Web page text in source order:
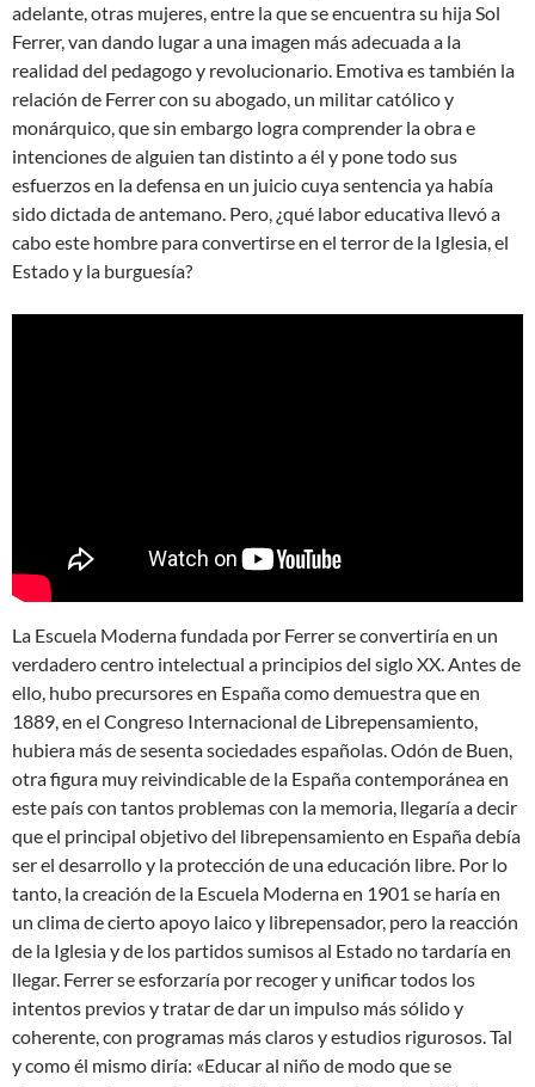
adelante, otras mujeres, entre la que se encuentra su hija Sol
Ferrer, van dando lugar a una imagen más adecuada a la
realidad del pedagogo y revolucionario. Emotiva es también la
relación de Ferrer con su abogado, un militar católico y
monárquico, que sin embargo logra comprender la obra e
intenciones de alguien tan distinto a él y pone todo sus
esfuerzos en la defensa en un juicio cuya sentencia ya había
sido dictada de antemano. Pero, ¿qué labor educativa llevó a
cabo este hombre para convertirse en el terror de la Iglesia, el
Estado y la burguesía?
La Escuela Moderna fundada por Ferrer se convertiría en un
verdadero centro intelectual a principios del siglo XX. Antes de
ello, hubo precursores en España como demuestra que en
1889, en el Congreso Internacional de Librepensamiento,
hubiera más de sesenta sociedades españolas. Odón de Buen,
otra figura muy reivindicable de la España contemporánea en
este país con tantos problemas con la memoria, llegaría a decir
que el principal objetivo del librepensamiento en España debía
ser el desarrollo y la protección de una educación libre. Por lo
tanto, la creación de la Escuela Moderna en 1901 se haría en
un clima de cierto apoyo laico y librepensador, pero la reacción
de la Iglesia y de los partidos sumisos al Estado no tardaría en
llegar. Ferrer se esforzaría por recoger y unificar todos los
intentos previos y tratar de dar un impulso más sólido y
coherente, con programas más claros y estudios rigurosos. Tal
y como él mismo diría: «Educar al niño de modo que se